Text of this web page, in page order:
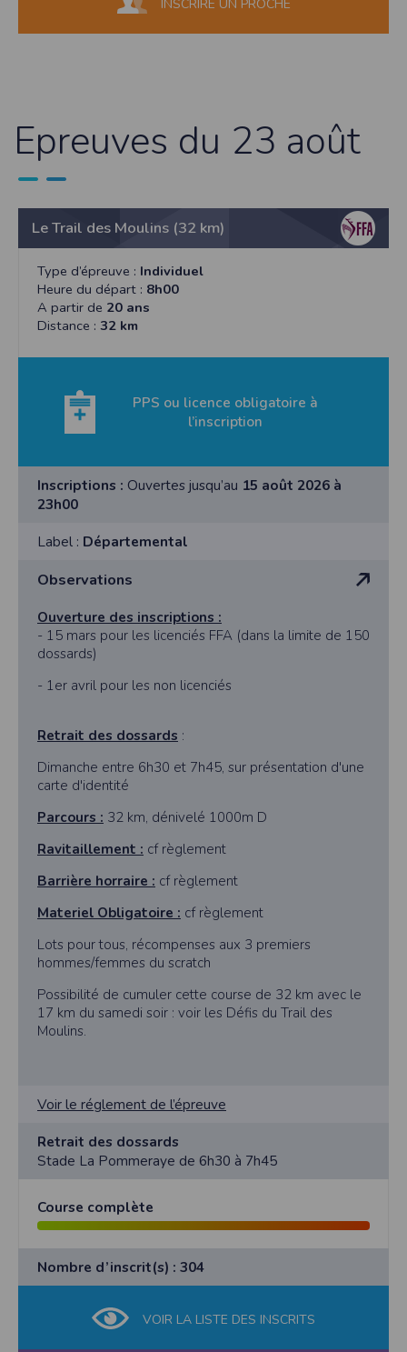
INSCRIRE UN PROCHE
Epreuves du 23 août
Le Trail des Moulins (32 km)
Type d’épreuve : Individuel
Heure du départ : 8h00
A partir de 20 ans
Distance : 32 km
PPS ou licence obligatoire à
l’inscription
Inscriptions : Ouvertes jusqu’au 15 août 2026 à
23h00
Label : Départemental
Observations
Ouverture des inscriptions :
- 15 mars pour les licenciés FFA (dans la limite de 150
dossards)
- 1er avril pour les non licenciés
Retrait des dossards :
Dimanche entre 6h30 et 7h45, sur présentation d'une
carte d'identité
Parcours : 32 km, dénivelé 1000m D
Ravitaillement : cf règlement
Barrière horraire : cf règlement
Materiel Obligatoire : cf règlement
Lots pour tous, récompenses aux 3 premiers
hommes/femmes du scratch
Possibilité de cumuler cette course de 32 km avec le
17 km du samedi soir : voir les Défis du Trail des
Moulins.
Voir le réglement de l’épreuve
Retrait des dossards
Stade La Pommeraye de 6h30 à 7h45
Course complète
Nombre d’inscrit(s) : 304
VOIR LA LISTE DES INSCRITS